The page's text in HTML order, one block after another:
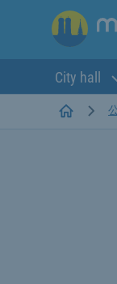
City hall
Startseite